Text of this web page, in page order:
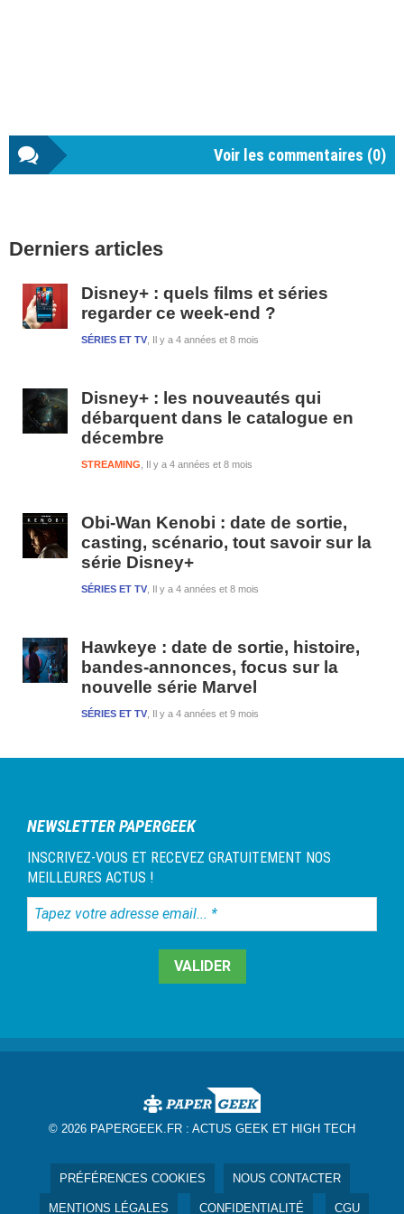
Voir les commentaires (0)
latérale
Derniers articles
Disney+ : quels films et séries
regarder ce week-end ?
Il y a 4 années et 8 mois
SÉRIES ET TV
Disney+ : les nouveautés qui
débarquent dans le catalogue en
décembre
Il y a 4 années et 8 mois
STREAMING
Obi-Wan Kenobi : date de sortie,
casting, scénario, tout savoir sur la
série Disney+
Il y a 4 années et 8 mois
SÉRIES ET TV
Hawkeye : date de sortie, histoire,
bandes-annonces, focus sur la
nouvelle série Marvel
Il y a 4 années et 9 mois
SÉRIES ET TV
NEWSLETTER PAPERGEEK
INSCRIVEZ-VOUS ET RECEVEZ GRATUITEMENT NOS
MEILLEURES ACTUS !
Tapez
votre
© 2026 PAPERGEEK.FR : ACTUS GEEK ET HIGH TECH
PRÉFÉRENCES COOKIES NOUS CONTACTER
MENTIONS LÉGALES CONFIDENTIALITÉ CGU